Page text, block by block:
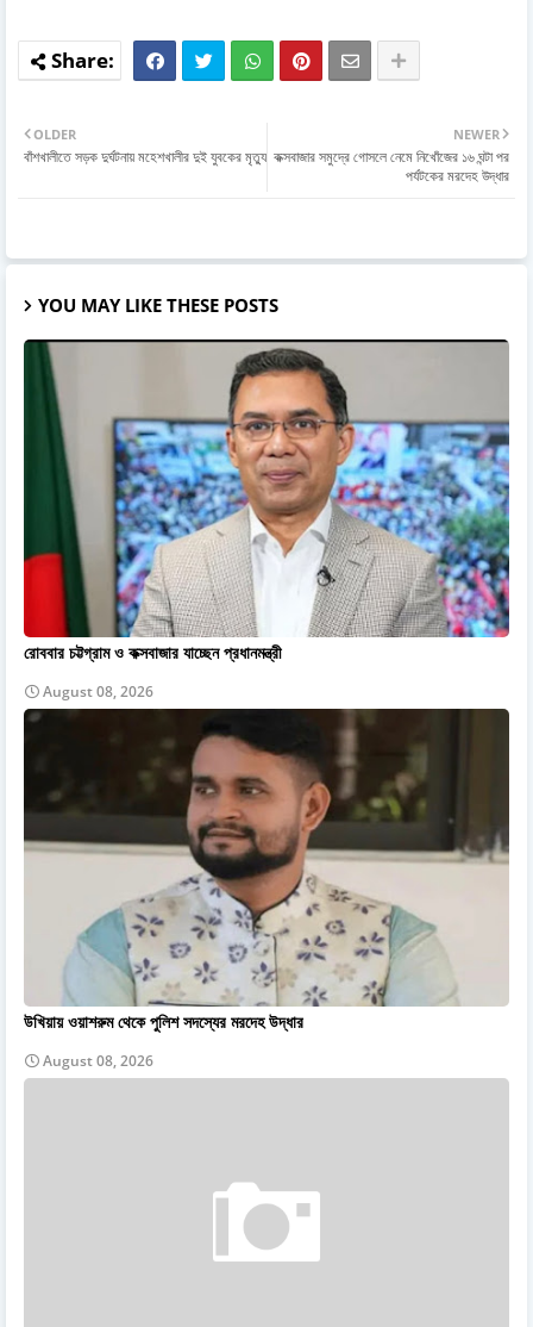
NEWER
কক্সবাজার সমুদ্রে গোসলে নেমে নিখোঁজের ১৬ ঘন্টা পর
পর্যটকের মরদেহ উদ্ধার
OLDER
বাঁশখালীতে সড়ক দুর্ঘটনায় মহেশখালীর দুই যুবকের মৃত্যু
YOU MAY LIKE THESE POSTS
রোববার চট্টগ্রাম ও কক্সবাজার যাচ্ছেন প্রধানমন্ত্রী
August 08, 2026
উখিয়ায় ওয়াশরুম থেকে পুলিশ সদস্যের মরদেহ উদ্ধার
August 08, 2026